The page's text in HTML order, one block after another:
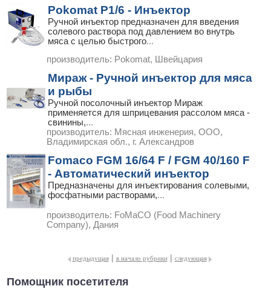
Pokomat P1/6 - Инъектор
Ручной инъектор предназначен для введения
солевого раствора под давлением во внутрь
мяса с целью быстрого...
производитель: Pokomat, Швейцария
Мираж - Ручной инъектор для мяса
и рыбы
Ручной посолочный инъектор Мираж
применяется для шприцевания рассолом мяса -
свинины,...
производитель: Мясная инженерия, ООО,
Владимирская обл., г. Александров
Fomaco FGM 16/64 F / FGM 40/160 F
- Автоматический инъектор
Предназначены для инъектирования солевыми,
фосфатными растворами,...
производитель: FoMaCO (Food Machinery
Company), Дания
предыдущая | в начало рубрики | следующая
Помощник посетителя